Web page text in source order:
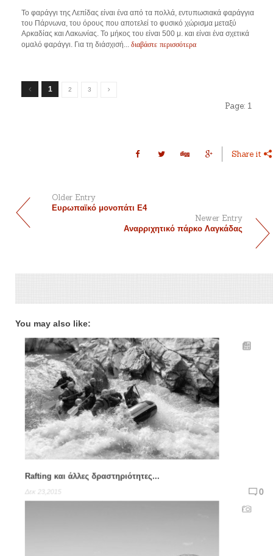
Το φαράγγι της Λεπίδας είναι ένα από τα πολλά, εντυπωσιακά φαράγγια
του Πάρνωνα, του όρους που αποτελεί το φυσικό χώρισμα μεταξύ
Αρκαδίας και Λακωνίας. Το μήκος του είναι 500 μ. και είναι ένα σχετικά
ομαλό φαράγγι. Για τη διάσχισή... διαβάστε περισσότερα
1 2 3
Page: 1
Share it
Older Entry
Ευρωπαϊκό μονοπάτι Ε4
Newer Entry
Αναρριχητικό πάρκο Λαγκάδας
You may also like:
Rafting και άλλες δραστηριότητες...
Δεκ 23,2015 0